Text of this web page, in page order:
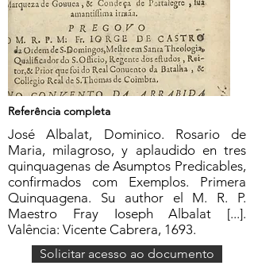
Referência completa
José Albalat, Dominico. Rosario de
Maria, milagroso, y aplaudido en tres
quinquagenas de Asumptos Predicables,
confirmados com Exemplos. Primera
Quinquagena. Su author el M. R. P.
Maestro Fray Ioseph Albalat [...].
Valência: Vicente Cabrera, 1693.
Solicitar acesso ao documento